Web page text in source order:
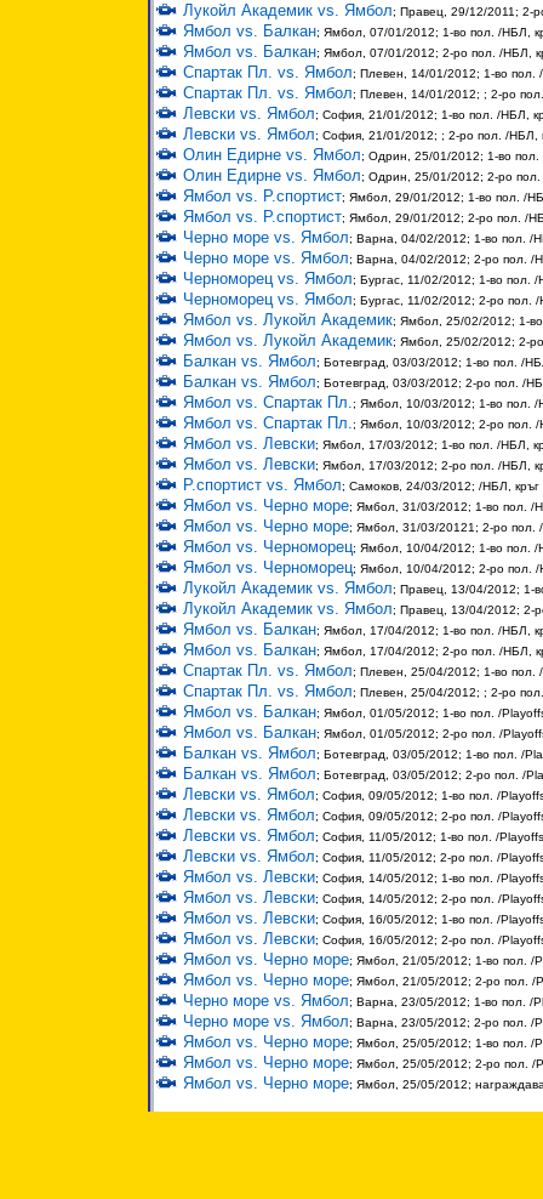
Лукойл Академик vs. Ямбол; Правец, 29/12/2011; 2-
Ямбол vs. Балкан; Ямбол, 07/01/2012; 1-во пол. /НБЛ,
Ямбол vs. Балкан; Ямбол, 07/01/2012; 2-ро пол. /НБЛ,
Спартак Пл. vs. Ямбол; Плевен, 14/01/2012; 1-во пол.
Спартак Пл. vs. Ямбол; Плевен, 14/01/2012; ; 2-ро
Левски vs. Ямбол; София, 21/01/2012; 1-во пол. /НБЛ,
Левски vs. Ямбол; София, 21/01/2012; ; 2-ро пол. /НБЛ,
Олин Едирне vs. Ямбол; Одрин, 25/01/2012; 1-во пол.
Олин Едирне vs. Ямбол; Одрин, 25/01/2012; 2-ро пол.
Ямбол vs. Р.спортист; Ямбол, 29/01/2012; 1-во пол. /
Ямбол vs. Р.спортист; Ямбол, 29/01/2012; 2-ро пол. /
Черно море vs. Ямбол; Варна, 04/02/2012; 1-во пол. /
Черно море vs. Ямбол; Варна, 04/02/2012; 2-ро пол. /
Черноморец vs. Ямбол; Бургас, 11/02/2012; 1-во пол.
Черноморец vs. Ямбол; Бургас, 11/02/2012; 2-ро пол.
Ямбол vs. Лукойл Академик; Ямбол, 25/02/2012; 1-
Ямбол vs. Лукойл Академик; Ямбол, 25/02/2012; 2-
Балкан vs. Ямбол; Ботевград, 03/03/2012; 1-во пол. /
Балкан vs. Ямбол; Ботевград, 03/03/2012; 2-ро пол. /
Ямбол vs. Спартак Пл.; Ямбол, 10/03/2012; 1-во пол. /
Ямбол vs. Спартак Пл.; Ямбол, 10/03/2012; 2-ро пол. /
Ямбол vs. Левски; Ямбол, 17/03/2012; 1-во пол. /НБЛ,
Ямбол vs. Левски; Ямбол, 17/03/2012; 2-ро пол. /НБЛ,
Р.спортист vs. Ямбол; Самоков, 24/03/2012; /НБЛ, кръг
Ямбол vs. Черно море; Ямбол, 31/03/2012; 1-во пол. /
Ямбол vs. Черно море; Ямбол, 31/03/20121; 2-ро пол.
Ямбол vs. Черноморец; Ямбол, 10/04/2012; 1-во пол. /
Ямбол vs. Черноморец; Ямбол, 10/04/2012; 2-ро пол. /
Лукойл Академик vs. Ямбол; Правец, 13/04/2012; 1-
Лукойл Академик vs. Ямбол; Правец, 13/04/2012; 2-
Ямбол vs. Балкан; Ямбол, 17/04/2012; 1-во пол. /НБЛ,
Ямбол vs. Балкан; Ямбол, 17/04/2012; 2-ро пол. /НБЛ,
Спартак Пл. vs. Ямбол; Плевен, 25/04/2012; 1-во пол.
Спартак Пл. vs. Ямбол; Плевен, 25/04/2012; ; 2-ро
Ямбол vs. Балкан; Ямбол, 01/05/2012; 1-во пол. /
Ямбол vs. Балкан; Ямбол, 01/05/2012; 2-ро пол. /
Балкан vs. Ямбол; Ботевград, 03/05/2012; 1-во пол. /
Балкан vs. Ямбол; Ботевград, 03/05/2012; 2-ро пол. /
Левски vs. Ямбол; София, 09/05/2012; 1-во пол. /
Левски vs. Ямбол; София, 09/05/2012; 2-ро пол. /
Левски vs. Ямбол; София, 11/05/2012; 1-во пол. /
Левски vs. Ямбол; София, 11/05/2012; 2-ро пол. /
Ямбол vs. Левски; София, 14/05/2012; 1-во пол. /
Ямбол vs. Левски; София, 14/05/2012; 2-ро пол. /
Ямбол vs. Левски; София, 16/05/2012; 1-во пол. /
Ямбол vs. Левски; София, 16/05/2012; 2-ро пол. /
Ямбол vs. Черно море; Ямбол, 21/05/2012; 1-во пол. /
Ямбол vs. Черно море; Ямбол, 21/05/2012; 2-ро пол. /
Черно море vs. Ямбол; Варна, 23/05/2012; 1-во пол. /
Черно море vs. Ямбол; Варна, 23/05/2012; 2-ро пол. /
Ямбол vs. Черно море; Ямбол, 25/05/2012; 1-во пол. /
Ямбол vs. Черно море; Ямбол, 25/05/2012; 2-ро пол. /
Ямбол vs. Черно море; Ямбол, 25/05/2012;